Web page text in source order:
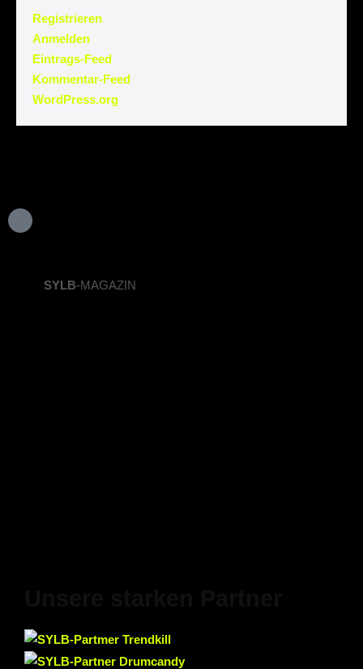
Registrieren
Anmelden
Eintrags-Feed
Kommentar-Feed
WordPress.org
SYLB-MAGAZIN